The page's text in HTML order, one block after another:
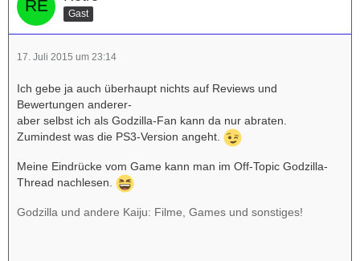
Gast
17. Juli 2015 um 23:14
Ich gebe ja auch überhaupt nichts auf Reviews und
Bewertungen anderer-
aber selbst ich als Godzilla-Fan kann da nur abraten.
Zumindest was die PS3-Version angeht.
Meine Eindrücke vom Game kann man im Off-Topic Godzilla-
Thread nachlesen.
Godzilla und andere Kaiju: Filme, Games und sonstiges!